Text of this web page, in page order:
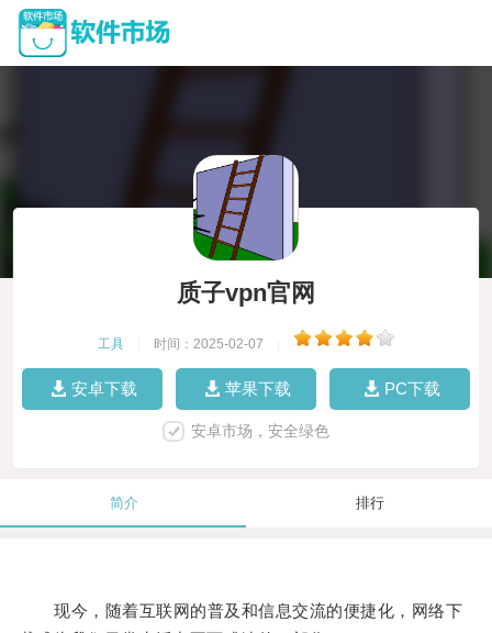
质子vpn官网
工具 时间：2025-02-07
安卓下载 苹果下载 PC下载
安卓市场，安全绿色
简介 排行
现今，随着互联网的普及和信息交流的便捷化，网络下